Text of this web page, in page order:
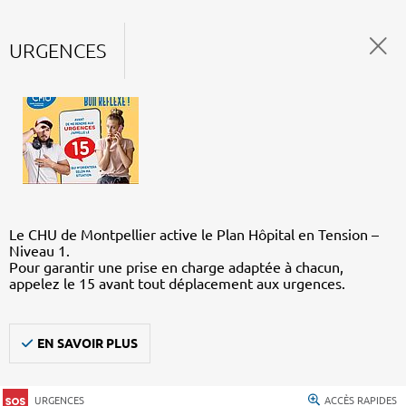
URGENCES
Le CHU de Montpellier active le Plan Hôpital en Tension –
Niveau 1.
Pour garantir une prise en charge adaptée à chacun,
appelez le 15 avant tout déplacement aux urgences.
EN SAVOIR PLUS
URGENCES ACCÈS RAPIDES